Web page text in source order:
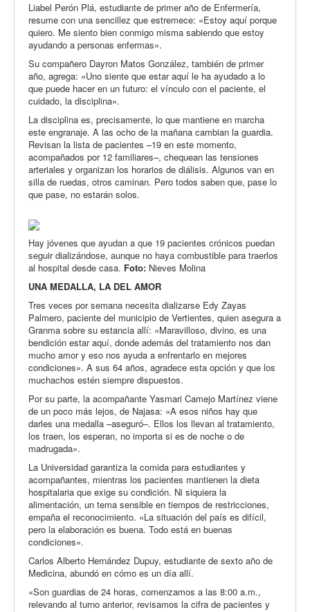
Liabel Perón Plá, estudiante de primer año de Enfermería,
resume con una sencillez que estremece: «Estoy aquí porque
quiero. Me siento bien conmigo misma sabiendo que estoy
ayudando a personas enfermas».
Su compañero Dayron Matos González, también de primer
año, agrega: «Uno siente que estar aquí le ha ayudado a lo
que puede hacer en un futuro: el vínculo con el paciente, el
cuidado, la disciplina».
La disciplina es, precisamente, lo que mantiene en marcha
este engranaje. A las ocho de la mañana cambian la guardia.
Revisan la lista de pacientes –19 en este momento,
acompañados por 12 familiares–, chequean las tensiones
arteriales y organizan los horarios de diálisis. Algunos van en
silla de ruedas, otros caminan. Pero todos saben que, pase lo
que pase, no estarán solos.
Hay jóvenes que ayudan a que 19 pacientes crónicos puedan
seguir dializándose, aunque no haya combustible para traerlos
al hospital desde casa. Foto: Nieves Molina
UNA MEDALLA, LA DEL AMOR
Tres veces por semana necesita dializarse Edy Zayas
Palmero, paciente del municipio de Vertientes, quien asegura a
Granma sobre su estancia allí: «Maravilloso, divino, es una
bendición estar aquí, donde además del tratamiento nos dan
mucho amor y eso nos ayuda a enfrentarlo en mejores
condiciones». A sus 64 años, agradece esta opción y que los
muchachos estén siempre dispuestos.
Por su parte, la acompañante Yasmari Camejo Martínez viene
de un poco más lejos, de Najasa: «A esos niños hay que
darles una medalla –aseguró–. Ellos los llevan al tratamiento,
los traen, los esperan, no importa si es de noche o de
madrugada».
La Universidad garantiza la comida para estudiantes y
acompañantes, mientras los pacientes mantienen la dieta
hospitalaria que exige su condición. Ni siquiera la
alimentación, un tema sensible en tiempos de restricciones,
empaña el reconocimiento. «La situación del país es difícil,
pero la elaboración es buena. Todo está en buenas
condiciones».
Carlos Alberto Hernández Dupuy, estudiante de sexto año de
Medicina, abundó en cómo es un día allí.
«Son guardias de 24 horas, comenzamos a las 8:00 a.m.,
relevando al turno anterior, revisamos la cifra de pacientes y